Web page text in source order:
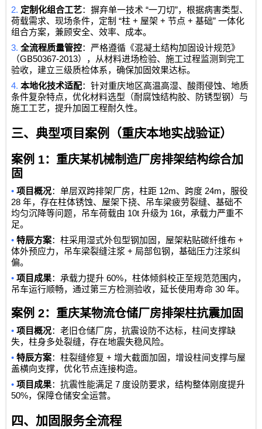
2. 定制化组合工艺：摒弃单一技术 “一刀切”，根据病害类型、
荷载需求、现场条件，定制“柱+ 屋架+节点+基础”一体化
组合方案，兼顾安全、效率、成本。
3.全流程质量管控：严格遵循《混凝土结构加固设计规范》
（GB50367-2013），从材料进场检验、施工过程监测到完工
验收，建立三级质检体系，确保加固效果达标。
4.本地化技术适配：针对重庆地区高温高湿、酸雨侵蚀、地质
条件复杂特点，优化材料选型（耐腐蚀结构胶、防锈型钢）与
施工工艺，提升加固工程耐久性。
三、典型项目案例（重庆本地实战验证）
案例 1：重庆某机械制造厂房排架结构综合加
固
•项目概况：单层双跨排架厂房，柱距 12m、跨度24m，服役
28年，存在柱体锈蚀、屋架下挠、吊车梁疲劳裂缝、基础不
均匀沉降等问题，吊车荷载由 10t升级为 16t，承载力严重不
足。
•特辰方案：柱采用湿式外包型钢加固，屋架粘贴碳纤维布 +
体外预应力，吊车梁裂缝注浆+ 局部包钢，基础压力注浆纠
偏。
•项目成果：承载力提升 60%，柱体倾斜校正至规范范围内，
吊车运行顺畅，通过第三方检测验收，延长使用寿命30年。
案例 2：重庆某物流仓储厂房排架柱抗震加固
•项目概况：老旧仓储厂房，抗震设防不达标，柱间支撑缺
失，柱身多处裂缝，存在地震失稳风险。
•特辰方案：柱裂缝修复 +增大截面加固，增设柱间支撑与屋
盖横向支撑，优化节点连接构造。
•项目成果：抗震性能满足 7 度设防要求，结构整体刚度提升
50%，保障仓储安全运营。
四、加固服务全流程